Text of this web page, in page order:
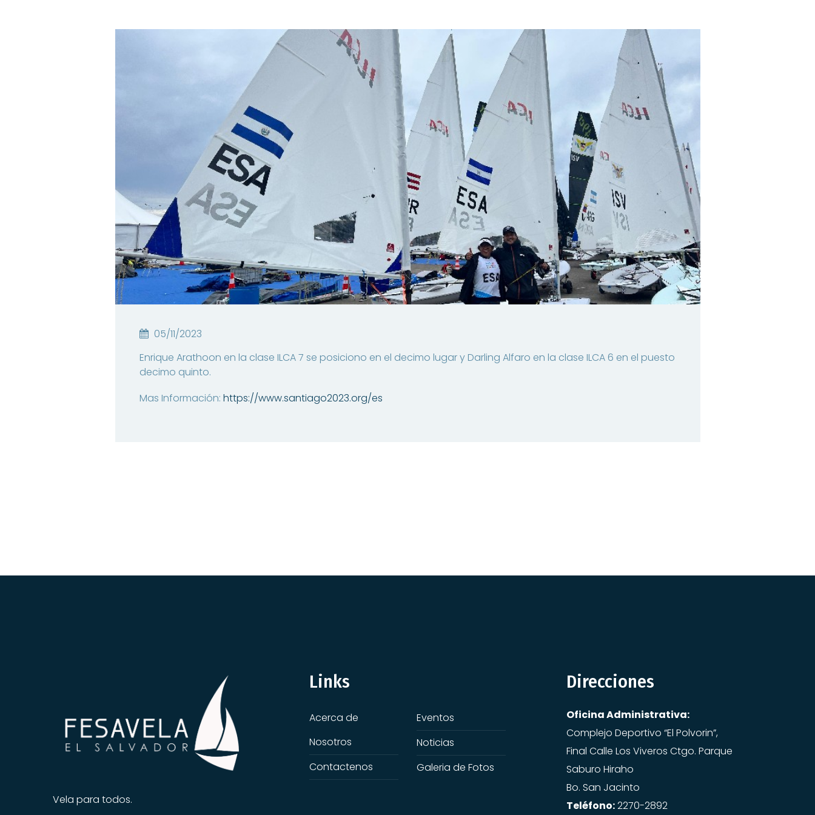
05/11/2023
Enrique Arathoon en la clase ILCA 7 se posiciono en el decimo lugar y Darling Alfaro en la clase ILCA 6 en el puesto
decimo quinto.
Mas Información: https://www.santiago2023.org/es
Vela para todos.
Links
Acerca de
Nosotros
Contactenos
Eventos
Noticias
Galeria de Fotos
Direcciones
Oficina Administrativa:
Complejo Deportivo “El Polvorin”,
Final Calle Los Viveros Ctgo. Parque
Saburo Hiraho
Bo. San Jacinto
Teléfono:2270-2892